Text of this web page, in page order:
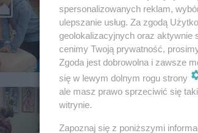
Szczególnie u nas na
wypoczynek to
Trwają zajęcia
spersonalizowanych reklam,
ulepszanie usług. Za zgodą
geolokalizacyjnych oraz aktywnie
cenimy Twoją prywatność,
Zgoda jest dobrowolna i zawsze
się w lewym dolnym rogu strony
ale masz prawo sprzeciwić się
witrynie.
Zapoznaj się z poniższymi